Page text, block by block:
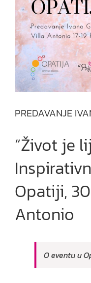
PREDAVANJE
“Život je
Opatiji,
Antonio
O eventu u